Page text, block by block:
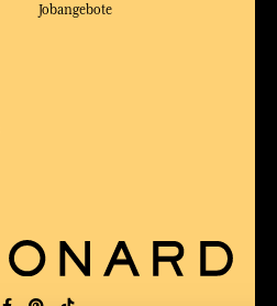
Jobangebote